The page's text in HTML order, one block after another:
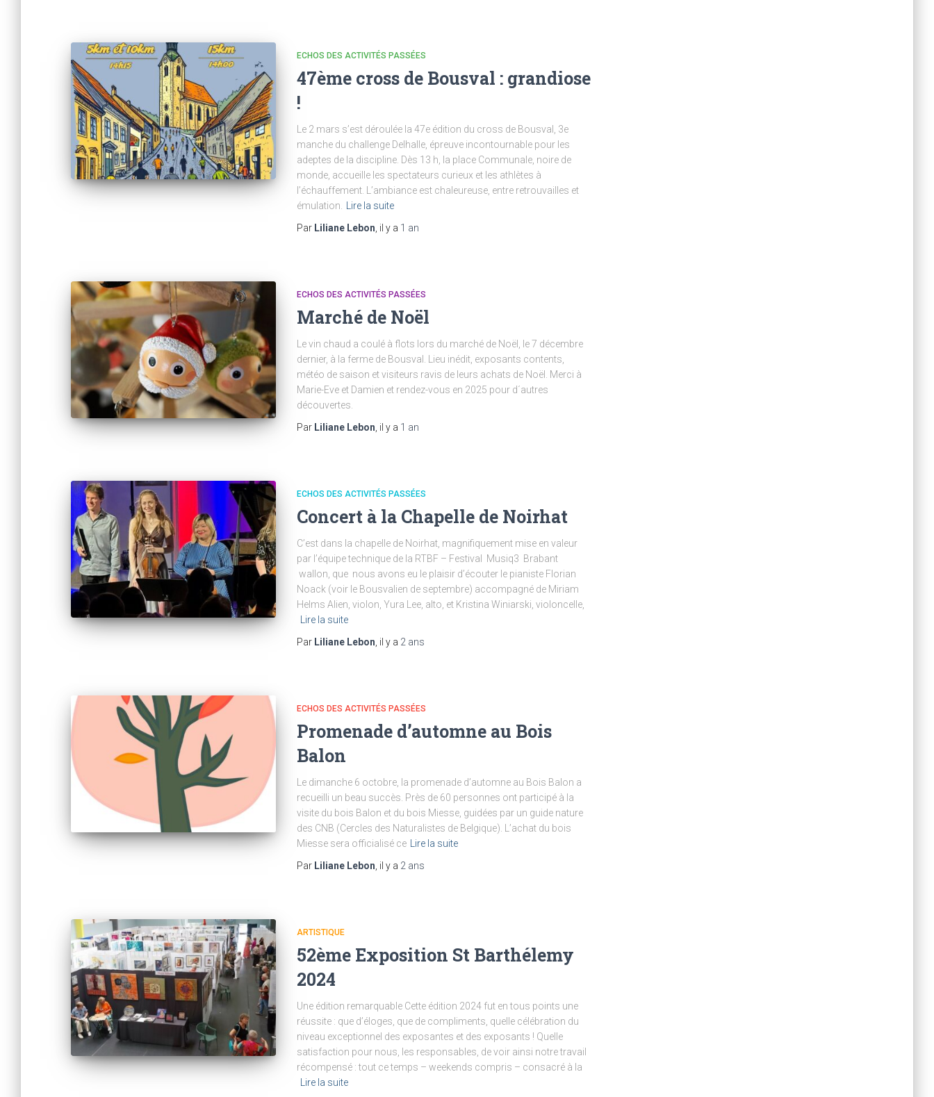
ECHOS DES ACTIVITÉS PASSÉES
47ème cross de Bousval : grandiose
!
Le 2 mars s’est déroulée la 47e édition du cross de Bousval, 3e
manche du challenge Delhalle, épreuve incontournable pour les
adeptes de la discipline. Dès 13 h, la place Communale, noire de
monde, accueille les spectateurs curieux et les athlètes à
l’échauffement. L’ambiance est chaleureuse, entre retrouvailles et
émulation.
Lire la suite
Par Liliane Lebon , il y a 1 an
ECHOS DES ACTIVITÉS PASSÉES
Marché de Noël
Le vin chaud a coulé à flots lors du marché de Noël, le 7 décembre
dernier, à la ferme de Bousval. Lieu inédit, exposants contents,
météo de saison et visiteurs ravis de leurs achats de Noël. Merci à
Marie-Eve et Damien et rendez-vous en 2025 pour d´autres
découvertes.
Par Liliane Lebon , il y a 1 an
ECHOS DES ACTIVITÉS PASSÉES
Concert à la Chapelle de Noirhat
C’est dans la chapelle de Noirhat, magnifiquement mise en valeur
par l’équipe technique de la RTBF – Festival Musiq3 Brabant
wallon, que nous avons eu le plaisir d’écouter le pianiste Florian
Noack (voir le Bousvalien de septembre) accompagné de Miriam
Helms Alien, violon, Yura Lee, alto, et Kristina Winiarski, violoncelle,
Lire la suite
Par Liliane Lebon , il y a 2 ans
ECHOS DES ACTIVITÉS PASSÉES
Promenade d’automne au Bois
Balon
Le dimanche 6 octobre, la promenade d’automne au Bois Balon a
recueilli un beau succès. Près de 60 personnes ont participé à la
visite du bois Balon et du bois Miesse, guidées par un guide nature
des CNB (Cercles des Naturalistes de Belgique). L’achat du bois
Miesse sera officialisé ce
Lire la suite
Par Liliane Lebon , il y a 2 ans
ARTISTIQUE
52ème Exposition St Barthélemy
2024
Une édition remarquable Cette édition 2024 fut en tous points une
réussite : que d’éloges, que de compliments, quelle célébration du
niveau exceptionnel des exposantes et des exposants ! Quelle
satisfaction pour nous, les responsables, de voir ainsi notre travail
récompensé : tout ce temps – weekends compris – consacré à la
Lire la suite